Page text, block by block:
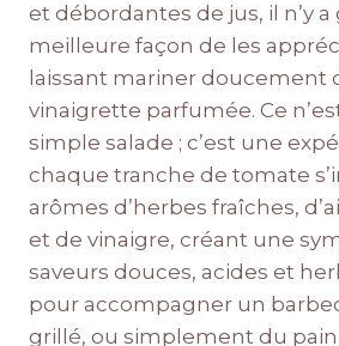
et débordantes de jus, il n’y
meilleure façon de les
laissant mariner doucement
vinaigrette parfumée. Ce
simple salade ; c’est une
chaque tranche de tomate
arômes d’herbes fraîches,
et de vinaigre, créant une
saveurs douces, acides et
pour accompagner un
grillé, ou simplement du pain